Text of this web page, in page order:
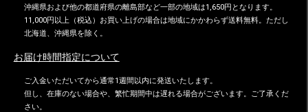
沖縄県および他の都道府県の離島部など一部の地域は1,650円となります。
11,000円以上（税込）お買い上げの場合は地域にかかわらず送料無料。ただし
北海道、沖縄県を除く。
お届け時間指定について
ご入金いただいてから通常1週間以内に発送いたします。
但し、在庫のない場合や、繁忙期間中は遅れる場合がございます。ご了承くだ
さい。